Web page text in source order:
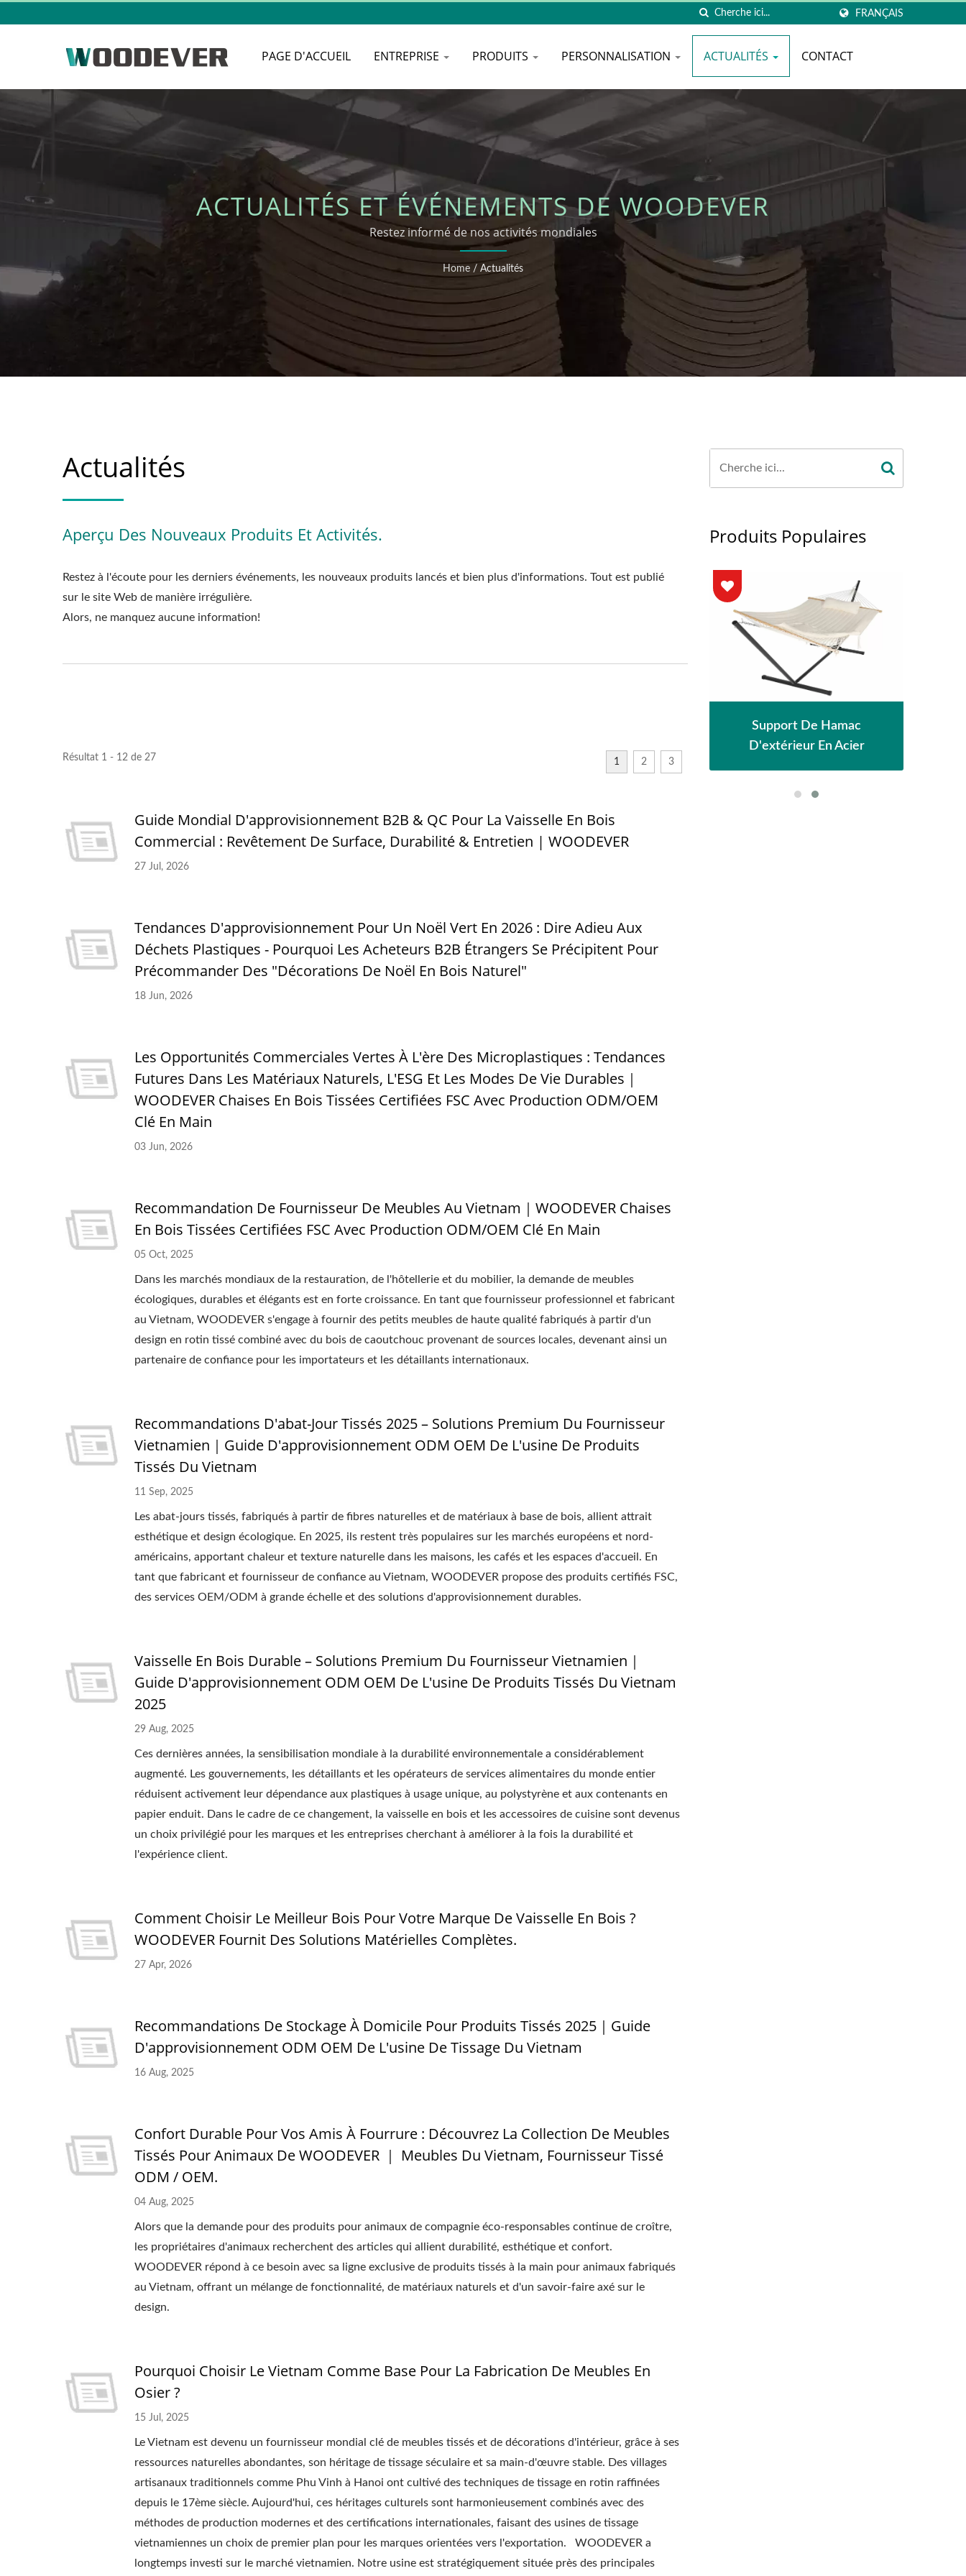
FRANÇAIS
PAGE D'ACCUEIL ENTREPRISE PRODUITS PERSONNALISATION ACTUALITÉS CONTACT
ACTUALITÉS ET ÉVÉNEMENTS DE WOODEVER
Restez informé de nos activités mondiales
Home / Actualités
Actualités
Aperçu Des Nouveaux Produits Et Activités.
Restez à l'écoute pour les derniers événements, les nouveaux produits lancés et bien plus d'informations. Tout est publié
sur le site Web de manière irrégulière.
Alors, ne manquez aucune information!
Résultat 1 - 12 de 27 1 2 3
Guide Mondial D'approvisionnement B2B & QC Pour La Vaisselle En Bois
Commercial : Revêtement De Surface, Durabilité & Entretien | WOODEVER
27 Jul, 2026
Tendances D'approvisionnement Pour Un Noël Vert En 2026 : Dire Adieu Aux
Déchets Plastiques - Pourquoi Les Acheteurs B2B Étrangers Se Précipitent Pour
Précommander Des "Décorations De Noël En Bois Naturel"
18 Jun, 2026
Les Opportunités Commerciales Vertes À L'ère Des Microplastiques : Tendances
Futures Dans Les Matériaux Naturels, L'ESG Et Les Modes De Vie Durables｜
WOODEVER Chaises En Bois Tissées Certifiées FSC Avec Production ODM/OEM
Clé En Main
03 Jun, 2026
Recommandation De Fournisseur De Meubles Au Vietnam｜WOODEVER Chaises
En Bois Tissées Certifiées FSC Avec Production ODM/OEM Clé En Main
05 Oct, 2025
Dans les marchés mondiaux de la restauration, de l'hôtellerie et du mobilier, la demande de meubles
écologiques, durables et élégants est en forte croissance. En tant que fournisseur professionnel et fabricant
au Vietnam, WOODEVER s'engage à fournir des petits meubles de haute qualité fabriqués à partir d'un
design en rotin tissé combiné avec du bois de caoutchouc provenant de sources locales, devenant ainsi un
partenaire de confiance pour les importateurs et les détaillants internationaux.
Recommandations D'abat-Jour Tissés 2025 – Solutions Premium Du Fournisseur
Vietnamien｜Guide D'approvisionnement ODM OEM De L'usine De Produits
Tissés Du Vietnam
11 Sep, 2025
Les abat-jours tissés, fabriqués à partir de fibres naturelles et de matériaux à base de bois, allient attrait
esthétique et design écologique. En 2025, ils restent très populaires sur les marchés européens et nord-
américains, apportant chaleur et texture naturelle dans les maisons, les cafés et les espaces d'accueil. En
tant que fabricant et fournisseur de confiance au Vietnam, WOODEVER propose des produits certifiés FSC,
des services OEM/ODM à grande échelle et des solutions d'approvisionnement durables.
Vaisselle En Bois Durable – Solutions Premium Du Fournisseur Vietnamien｜
Guide D'approvisionnement ODM OEM De L'usine De Produits Tissés Du Vietnam
2025
29 Aug, 2025
Ces dernières années, la sensibilisation mondiale à la durabilité environnementale a considérablement
augmenté. Les gouvernements, les détaillants et les opérateurs de services alimentaires du monde entier
réduisent activement leur dépendance aux plastiques à usage unique, au polystyrène et aux contenants en
papier enduit. Dans le cadre de ce changement, la vaisselle en bois et les accessoires de cuisine sont devenus
un choix privilégié pour les marques et les entreprises cherchant à améliorer à la fois la durabilité et
l'expérience client.
Comment Choisir Le Meilleur Bois Pour Votre Marque De Vaisselle En Bois ?
WOODEVER Fournit Des Solutions Matérielles Complètes.
27 Apr, 2026
Recommandations De Stockage À Domicile Pour Produits Tissés 2025｜Guide
D'approvisionnement ODM OEM De L'usine De Tissage Du Vietnam
16 Aug, 2025
Confort Durable Pour Vos Amis À Fourrure : Découvrez La Collection De Meubles
Tissés Pour Animaux De WOODEVER ｜ Meubles Du Vietnam, Fournisseur Tissé
ODM / OEM.
04 Aug, 2025
Alors que la demande pour des produits pour animaux de compagnie éco-responsables continue de croître,
les propriétaires d'animaux recherchent des articles qui allient durabilité, esthétique et confort.
WOODEVER répond à ce besoin avec sa ligne exclusive de produits tissés à la main pour animaux fabriqués
au Vietnam, offrant un mélange de fonctionnalité, de matériaux naturels et d'un savoir-faire axé sur le
design.
Pourquoi Choisir Le Vietnam Comme Base Pour La Fabrication De Meubles En
Osier ?
15 Jul, 2025
Le Vietnam est devenu un fournisseur mondial clé de meubles tissés et de décorations d'intérieur, grâce à ses
ressources naturelles abondantes, son héritage de tissage séculaire et sa main-d'œuvre stable. Des villages
artisanaux traditionnels comme Phu Vinh à Hanoi ont cultivé des techniques de tissage en rotin raffinées
depuis le 17ème siècle. Aujourd'hui, ces héritages culturels sont harmonieusement combinés avec des
méthodes de production modernes et des certifications internationales, faisant des usines de tissage
vietnamiennes un choix de premier plan pour les marques orientées vers l'exportation. WOODEVER a
longtemps investi sur le marché vietnamien. Notre usine est stratégiquement située près des principales
Produits Populaires
Support De Hamac
D'extérieur En Acier